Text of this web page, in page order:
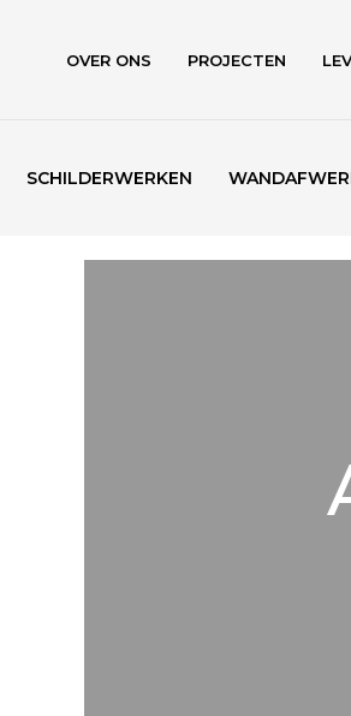
OVER ONS PROJECTEN
SCHILDERWERKEN